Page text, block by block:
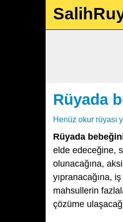
Rüyada
Henüz okur rüyası
Rüyada
elde edeceğine,
olunacağına,
yıpranacağına,
mahsullerin
çözüme